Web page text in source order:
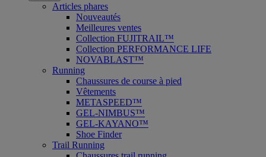
Articles phares
Nouveautés
Meilleures ventes
Collection FUJITRAIL™
Collection PERFORMANCE LIFE
NOVABLAST™
Running
Chaussures de course à pied
Vêtements
METASPEED™
GEL-NIMBUS™
GEL-KAYANO™
Shoe Finder
Trail Running